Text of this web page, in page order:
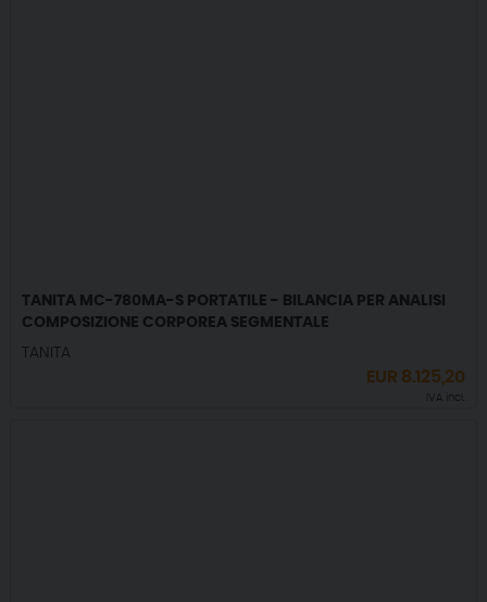
TANITA MC-780MA-S PORTATILE - BILANCIA PER ANALISI
COMPOSIZIONE CORPOREA SEGMENTALE
TANITA
EUR 8.125,20
IVA incl.